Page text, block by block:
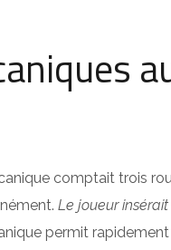
comptait trois
Le joueur
permit